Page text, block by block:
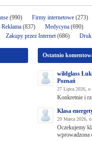
(990) Firmy internetowe (273)
(837) Medycyna (690)
Zakupy przez Internet(686)
Ostatnio
wildglass
Poznań
27 Lipca 2026, o
Konkretnie i
Klasa
29 Marca 2026,
Oczekujemy
wprowadzona